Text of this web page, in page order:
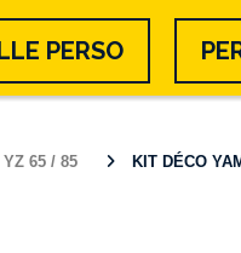
PERSO
YZ 65 / 85 KIT DÉCO